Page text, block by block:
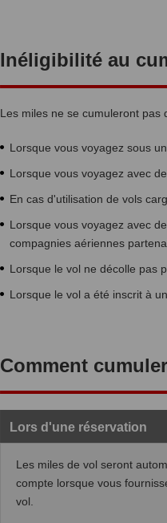
Inéligibilité au
Les miles ne se cumuleront pas
Lorsque vous voyagez sous
Lorsque vous voyagez avec
En cas d'utilisation de vols
Lorsque vous voyagez avec
compagnies aériennes
Lorsque le vol ne décolle pas
Lorsque le vol a été inscrit à
Comment
Lors d'une réservation
Les miles de vol seront
compte lorsque vous
vol.